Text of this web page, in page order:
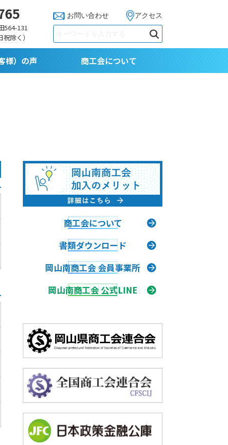
564-131
除く）
お問い合わせ アクセス
様）の声 商工会について
商工会について
書類ダウンロード
岡山南商工会 会員事業所
岡山南商工会 公式LINE